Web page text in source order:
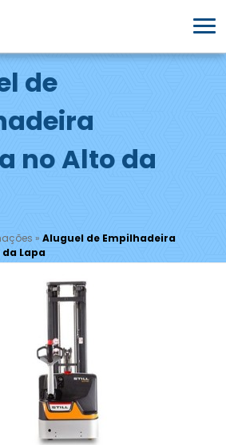
de
no Alto da
» Aluguel de Empilhadeira
Lapa